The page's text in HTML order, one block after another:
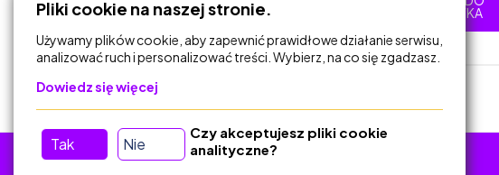
KOSZYKA KOSZYKA
Pliki cookie na naszej stronie.
Używamy plików cookie, aby zapewnić prawidłowe działanie serwisu,
analizować ruch i personalizować treści. Wybierz, na co się zgadzasz.
Dowiedz się więcej
Tak Nie
Czy akceptujesz pliki cookie
analityczne?